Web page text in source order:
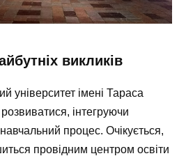
викликів
університет імені Тараса
інтегруючи
процес. Очікується,
провідним центром освіти